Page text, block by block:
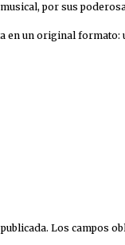
por sus
en un original
Los campos